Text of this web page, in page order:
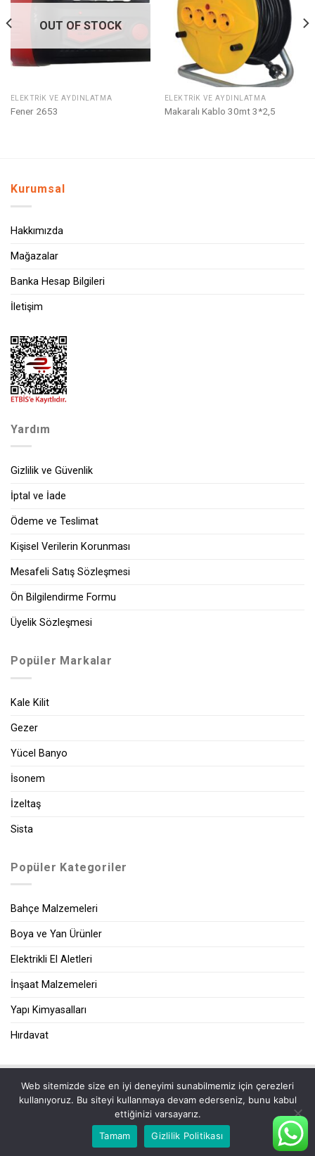
Ekle
OUT OF STOCK
ELEKTRIK VE AYDINLATMA
Fener 2653
Ekle
ELEKTRIK VE AYDINLATMA
Makaralı Kablo 30mt 3*2,5
Kurumsal
Hakkımızda
Mağazalar
Banka Hesap Bilgileri
İletişim
Yardım
Gizlilik ve Güvenlik
İptal ve İade
Ödeme ve Teslimat
Kişisel Verilerin Korunması
Mesafeli Satış Sözleşmesi
Ön Bilgilendirme Formu
Üyelik Sözleşmesi
Popüler Markalar
Kale Kilit
Gezer
Yücel Banyo
İsonem
İzeltaş
Sista
Popüler Kategoriler
Bahçe Malzemeleri
Boya ve Yan Ürünler
Elektrikli El Aletleri
İnşaat Malzemeleri
Yapı Kimyasalları
Hırdavat
|
Zeybek Yapı Market| Tüm Hakları Saklıdır
Web sitemizde size en iyi deneyimi sunabilmemiz için çerezleri
kullanıyoruz. Bu siteyi kullanmaya devam ederseniz, bunu kabul
ettiğinizi varsayarız.
Tamam
Gizlilik Politikası